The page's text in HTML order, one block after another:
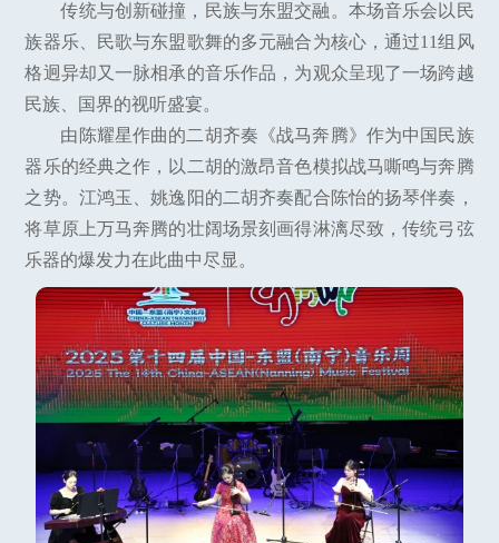
传统与创新碰撞，民族与东盟交融。本场音乐会以民
族器乐、民歌与东盟歌舞的多元融合为核心，通过11组风
格迥异却又一脉相承的音乐作品，为观众呈现了一场跨越
民族、国界的视听盛宴。
由陈耀星作曲的二胡齐奏《战马奔腾》作为中国民族
器乐的经典之作，以二胡的激昂音色模拟战马嘶鸣与奔腾
之势。江鸿玉、姚逸阳的二胡齐奏配合陈怡的扬琴伴奏，
将草原上万马奔腾的壮阔场景刻画得淋漓尽致，传统弓弦
乐器的爆发力在此曲中尽显。